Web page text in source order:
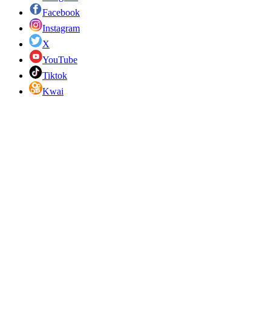
Facebook
Instagram
X
YouTube
Tiktok
Kwai